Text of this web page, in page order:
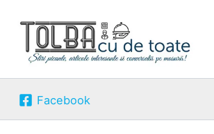
content
Facebook